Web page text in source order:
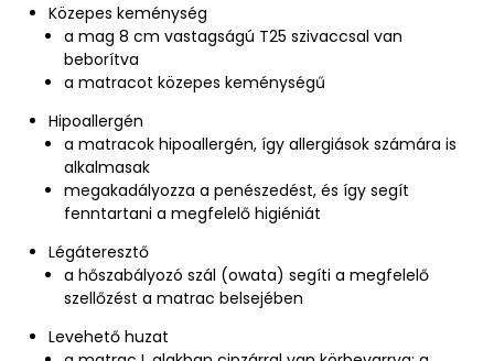
Közepes keménység
a mag 8 cm vastagságú T25 szivaccsal van
beborítva
a matracot közepes keménységű
Hipoallergén
a matracok hipoallergén, így allergiások számára is
alkalmasak
megakadályozza a penészedést, és így segít
fenntartani a megfelelő higiéniát
Légáteresztő
a hőszabályozó szál (owata) segíti a megfelelő
szellőzést a matrac belsejében
Levehető huzat